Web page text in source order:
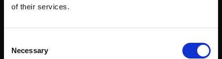
of their services.
Selection
Necessary